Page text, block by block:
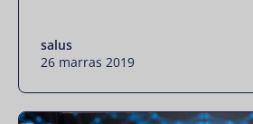
salus
26 marras 2019